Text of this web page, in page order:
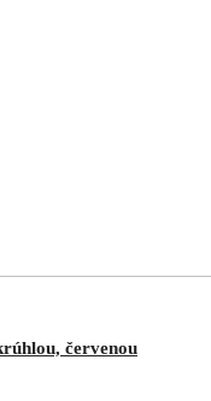
červenou